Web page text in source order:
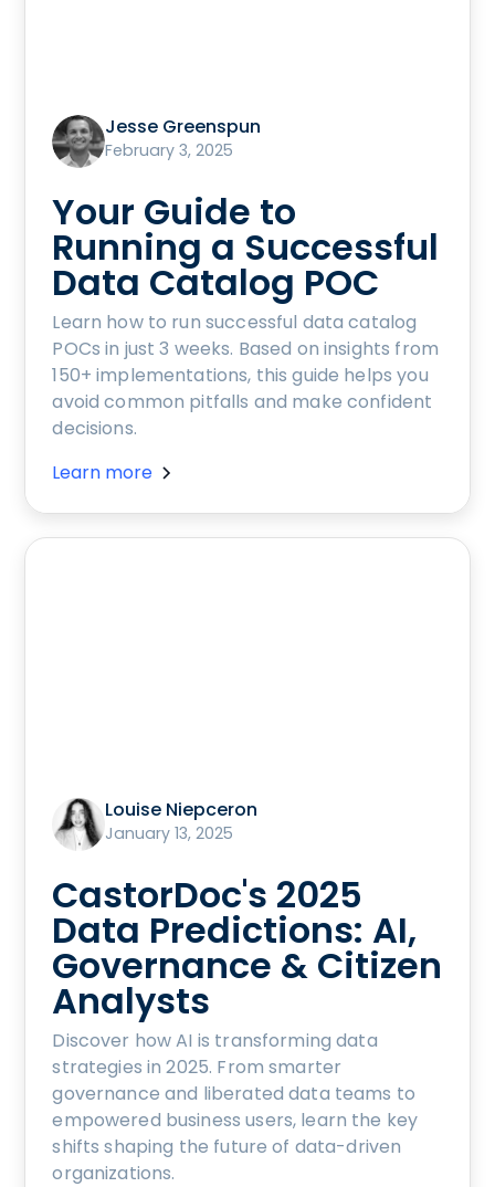
Jesse Greenspun
February 3, 2025
Your Guide to
Running a Successful
Data Catalog POC
Learn how to run successful data catalog
POCs in just 3 weeks. Based on insights from
150+ implementations, this guide helps you
avoid common pitfalls and make confident
decisions.
Learn more
Louise Niepceron
January 13, 2025
CastorDoc's 2025
Data Predictions: AI,
Governance & Citizen
Analysts
Discover how AI is transforming data
strategies in 2025. From smarter
governance and liberated data teams to
empowered business users, learn the key
shifts shaping the future of data-driven
organizations.